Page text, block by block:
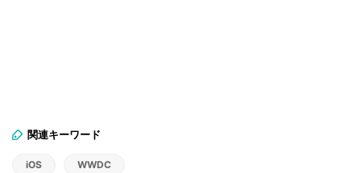
関連キーワード
iOS WWDC